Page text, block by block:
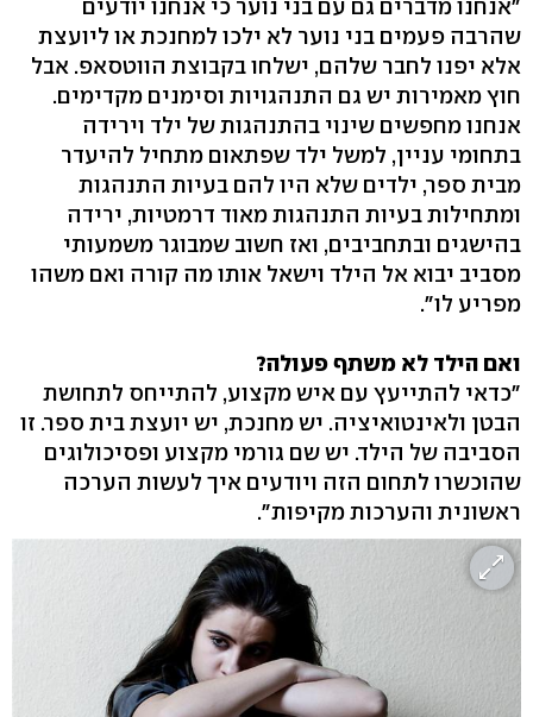
"אנחנו מדברים גם עם בני נוער כי אנחנו יודעים
שהרבה פעמים בני נוער לא ילכו למחנכת או ליועצת
אלא יפנו לחבר שלהם, ישלחו בקבוצת הווטסאפ. אבל
חוץ מאמירות יש גם התנהגויות וסימנים מקדימים.
אנחנו מחפשים שינוי בהתנהגות של ילד וירידה
בתחומי עניין, למשל ילד שפתאום מתחיל להיעדר
מבית ספר, ילדים שלא היו להם בעיות התנהגות
ומתחילות בעיות התנהגות מאוד דרמטיות, ירידה
בהישגים ובתחביבים, ואז חשוב שמבוגר משמעותי
מסביב יבוא אל הילד וישאל אותו מה קורה ואם משהו
מפריע לו".
ואם הילד לא משתף פעולה?
"כדאי להתייעץ עם איש מקצוע, להתייחס לתחושת
הבטן ולאינטואיציה. יש מחנכת, יש יועצת בית ספר. זו
הסביבה של הילד. יש שם גורמי מקצוע ופסיכולוגים
שהוכשרו לתחום הזה ויודעים איך לעשות הערכה
ראשונית והערכות מקיפות".